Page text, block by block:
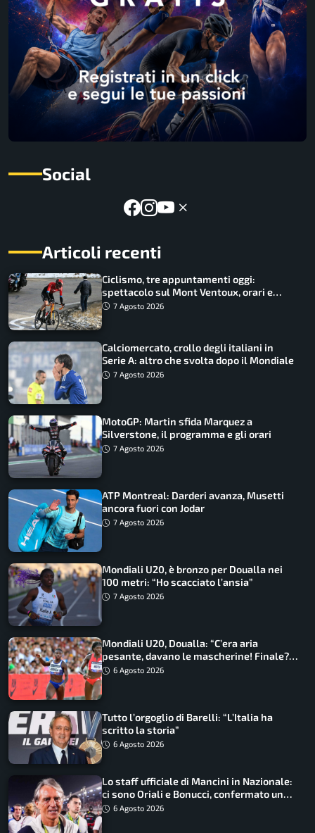
Social
Articoli recenti
Ciclismo, tre appuntamenti oggi:
spettacolo sul Mont Ventoux, orari e
come vederli
7 Agosto 2026
Calciomercato, crollo degli italiani in
Serie A: altro che svolta dopo il Mondiale
7 Agosto 2026
MotoGP: Martin sfida Marquez a
Silverstone, il programma e gli orari
7 Agosto 2026
ATP Montreal: Darderi avanza, Musetti
ancora fuori con Jodar
7 Agosto 2026
Mondiali U20, è bronzo per Doualla nei
100 metri: “Ho scacciato l’ansia”
7 Agosto 2026
Mondiali U20, Doualla: “C’era aria
pesante, davano le mascherine! Finale?
Non ho nulla da perdere”
6 Agosto 2026
Tutto l’orgoglio di Barelli: “L’Italia ha
scritto la storia”
6 Agosto 2026
Lo staff ufficiale di Mancini in Nazionale:
ci sono Oriali e Bonucci, confermato un
ritorno
6 Agosto 2026